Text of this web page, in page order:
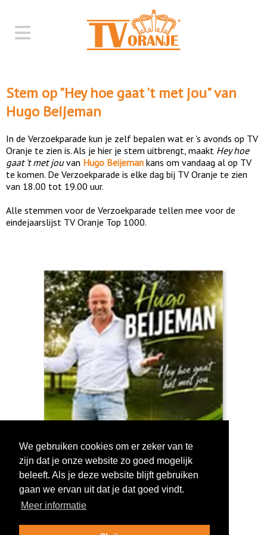
Stem op "Hey hoe gaat 't met jou" van
Hugo Beijeman
In de Verzoekparade kun je zelf bepalen wat er 's avonds op TV
Oranje te zien is. Als je hier je stem uitbrengt, maakt Hey hoe
gaat 't met jouvan Hugo Beijeman kans om vandaag al op TV
te komen. De Verzoekparade is elke dag bij TV Oranje te zien
van 18.00 tot 19.00 uur.
Alle stemmen voor de Verzoekparade tellen mee voor de
eindejaarslijst TV Oranje Top 1000.
Log in om te stemmen!
We gebruiken cookies om er zeker van te
zijn dat je onze website zo goed mogelijk
beleeft. Als je deze website blijft gebruiken
gaan we ervan uit dat je dat goed vindt.
Meer informatie